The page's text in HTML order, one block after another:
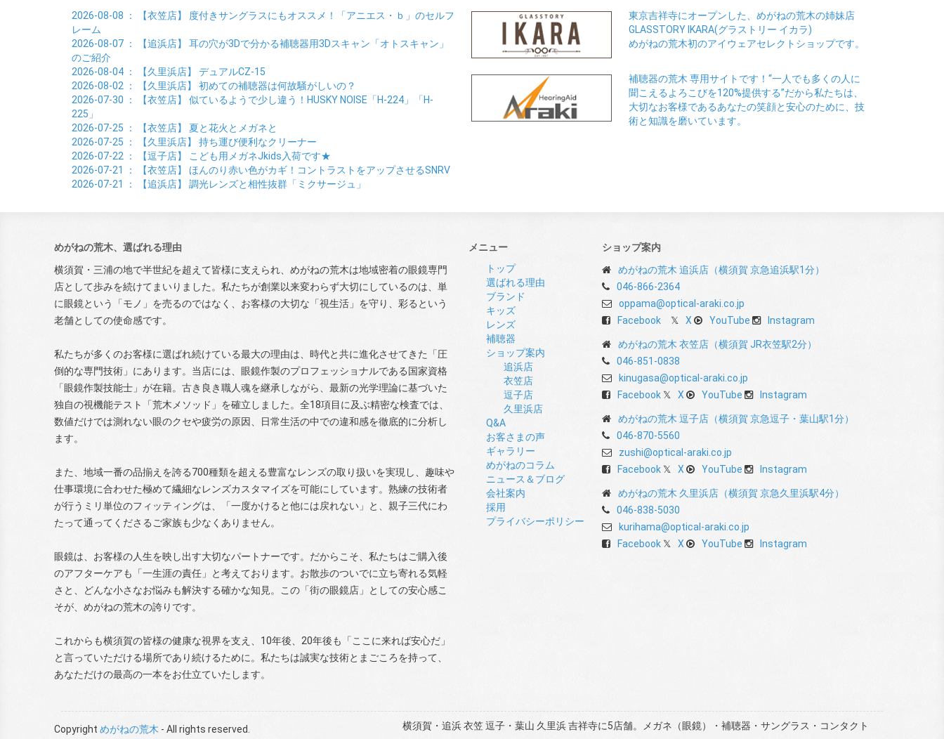
2026-08-08 ： 【衣笠店】
度付きサングラスにもオススメ！「アニエス・ｂ」のセルフ
レーム
2026-08-07 ： 【追浜店】 耳の穴が3Dで分かる補聴器用3Dスキャン「オトスキャン」
のご紹介
2026-08-04 ： 【久里浜店】 デュアルCZ-15
2026-08-02 ： 【久里浜店】 初めての補聴器は何故騒がしいの？
2026-07-30 ： 【衣笠店】 似ているようで少し違う！HUSKY NOISE「H-224」「H-
225」
2026-07-25 ： 【衣笠店】 夏と花火とメガネと
2026-07-25 ： 【久里浜店】 持ち運び便利なクリーナー
2026-07-22 ： 【逗子店】
こども用メガネJkids入荷です★
2026-07-21
： 【衣笠店】 ほんのり赤い色がカギ！コントラストをアップさせるSNRV
2026-07-21
： 【追浜店】 調光レンズと相性抜群「ミクサージュ」
東京吉祥寺にオープンした、めがねの荒木の姉妹店
GLASSTORY IKARA(グラストリー イカラ)
めがねの荒木初のアイウェアセレクトショップです。
補聴器の荒木 専用サイトです！“一人でも多くの人に
聞こえるよろこびを120%提供する”だから私たちは、
大切なお客様であるあなたの笑顔と安心のために、技
術と知識を磨いています。
めがねの荒木、選ばれる理由
横須賀・三浦の地で半世紀を超えて皆様に支えられ、めがねの荒木は地域密着の眼鏡専門
店として歩みを続けてまいりました。私たちが創業以来変わらず大切にしているのは、単
に眼鏡という「モノ」を売るのではなく、お客様の大切な「視生活」を守り、彩るという
老舗としての使命感です。
私たちが多くのお客様に選ばれ続けている最大の理由は、時代と共に進化させてきた「圧
倒的な専門技術」にあります。当店には、眼鏡作製のプロフェッショナルである国家資格
「眼鏡作製技能士」が在籍。古き良き職人魂を継承しながら、最新の光学理論に基づいた
独自の視機能テスト「荒木メソッド」を確立しました。全18項目に及ぶ精密な検査では、
数値だけでは測れない眼のクセや疲労の原因、日常生活の中での違和感を徹底的に分析し
ます。
また、地域一番の品揃えを誇る700種類を超える豊富なレンズの取り扱いを実現し、趣味や
仕事環境に合わせた極めて繊細なレンズカスタマイズを可能にしています。熟練の技術者
が行うミリ単位のフィッティングは、「一度かけると他には戻れない」と、親子三代にわ
たって通ってくださるご家族も少なくありません。
眼鏡は、お客様の人生を映し出す大切なパートナーです。だからこそ、私たちはご購入後
のアフターケアも「一生涯の責任」と考えております。お散歩のついでに立ち寄れる気軽
さと、どんな小さなお悩みも解決する確かな知見。この「街の眼鏡店」としての安心感こ
そが、めがねの荒木の誇りです。
これからも横須賀の皆様の健康な視界を支え、10年後、20年後も「ここに来れば安心だ」
と言っていただける場所であり続けるために。私たちは誠実な技術とまごころを持って、
あなただけの最高の一本をお仕立ていたします。
メニュー
トップ
選ばれる理由
ブランド
キッズ
レンズ
補聴器
ショップ案内
追浜店
衣笠店
逗子店
久里浜店
Q&A
お客さまの声
ギャラリー
めがねのコラム
ニュース＆ブログ
会社案内
採用
プライバシーポリシー
ショップ案内
めがねの荒木 追浜店（横須賀 京急追浜駅1分）
046-866-2364
oppama@optical-araki.co.jp
Facebook
X YouTube Instagram
めがねの荒木 衣笠店（横須賀 JR衣笠駅2分）
046-851-0838
kinugasa@optical-araki.co.jp
Facebook
X YouTube Instagram
めがねの荒木 逗子店（横須賀 京急逗子・葉山駅1分）
046-870-5560
zushi@optical-araki.co.jp
Facebook
X YouTube Instagram
めがねの荒木 久里浜店（横須賀 京急久里浜駅4分）
046-838-5030
kurihama@optical-araki.co.jp
Facebook
X YouTube Instagram
Copyright めがねの荒木 - All rights reserved. 横須賀・追浜 衣笠 逗子・葉山 久里浜 吉祥寺に5店舗。メガネ（眼鏡）・補聴器・サングラス・コンタクト